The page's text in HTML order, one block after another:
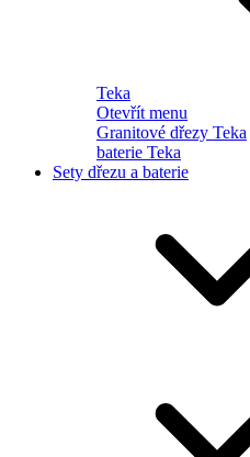
Teka
Otevřít menu
Granitové dřezy Teka
baterie Teka
Sety dřezu a baterie